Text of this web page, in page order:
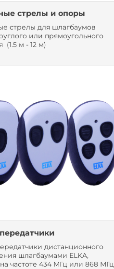
стрелы и опоры
стрелы для шлагбаумов
или прямоугольного
(1.5 м - 12 м)
дистанционного
шлагбаумами ELKA,
частоте 434 МГц или 868 МГц